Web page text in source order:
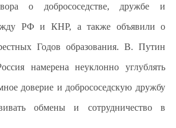
о добрососедстве, дружбе и
РФ и КНР, а также объявили о
Годов образования. В. Путин
намерена неуклонно углублять
доверие и добрососедскую дружбу
обмены и сотрудничество в